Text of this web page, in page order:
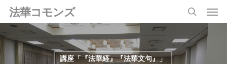
Skip
to
main
content
法華コモンズ
search
講座「『法華経』『法華文句』」